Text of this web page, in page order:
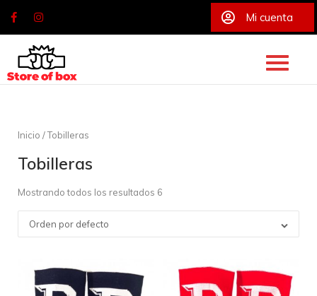
Mi cuenta
content
Inicio / Tobilleras
Tobilleras
Mostrando todos los resultados 6
Orden por defecto